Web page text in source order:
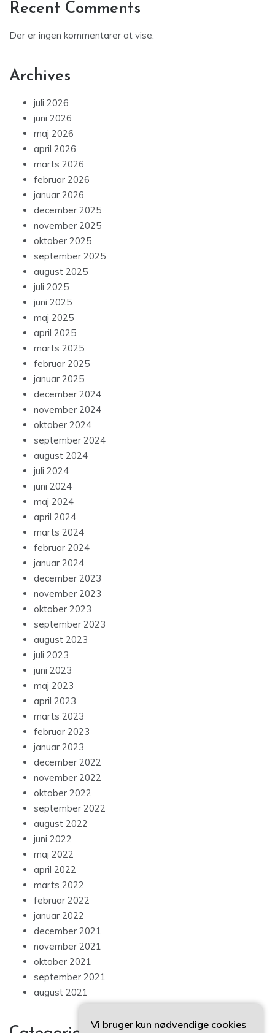
Recent Comments
Der er ingen kommentarer at vise.
Archives
juli 2026
juni 2026
maj 2026
april 2026
marts 2026
februar 2026
januar 2026
december 2025
november 2025
oktober 2025
september 2025
august 2025
juli 2025
juni 2025
maj 2025
april 2025
marts 2025
februar 2025
januar 2025
december 2024
november 2024
oktober 2024
september 2024
august 2024
juli 2024
juni 2024
maj 2024
april 2024
marts 2024
februar 2024
januar 2024
december 2023
november 2023
oktober 2023
september 2023
august 2023
juli 2023
juni 2023
maj 2023
april 2023
marts 2023
februar 2023
januar 2023
december 2022
november 2022
oktober 2022
september 2022
august 2022
juni 2022
maj 2022
april 2022
marts 2022
februar 2022
januar 2022
december 2021
november 2021
oktober 2021
september 2021
august 2021
Vi bruger kun nødvendige cookies